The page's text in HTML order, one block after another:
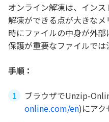
オンライン解凍は、イン
解凍ができる点が大きな
時にファイルの中身が外
保護が重要なファイルでは
手順：
ブラウザでUnzip-
online.com/en)にアク